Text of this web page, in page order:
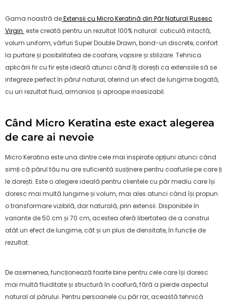
Gama noastră deExtensii cu Micro Keratină din Păr Natural Rusesc
Virgin este creată pentru un rezultat 100% natural: cuticulă intactă,
volum uniform, vârfuri Super Double Drawn, bond-uri discrete, confort
la purtare și posibilitatea de coafare, vopsire și stilizare. Tehnica
aplicării fir cu fir este ideală atunci când îți dorești ca extensiile să se
integreze perfect în părul natural, oferind un efect de lungime bogată,
cu un rezultat fluid, armonios și aproape insesizabil.
Când Micro Keratina este exact alegerea
de care ai nevoie
Micro Keratina este una dintre cele mai inspirate opțiuni atunci când
simți că părul tău nu are suficientă susținere pentru coafurile pe care ți
le dorești. Este o alegere ideală pentru clientele cu păr mediu care își
doresc mai multă lungime și volum, mai ales atunci când își propun
o transformare vizibilă, dar naturală, prin extensii. Disponibile în
variante de 50 cm și 70 cm, acestea oferă libertatea de a construi
atât un efect de lungime, cât și un plus de densitate, în funcție de
rezultat.
De asemenea, funcționează foarte bine pentru cele care își doresc
mai multă fluiditate și structură în coafură, fără a pierde aspectul
natural al părului. Pentru persoanele cu păr rar, această tehnică